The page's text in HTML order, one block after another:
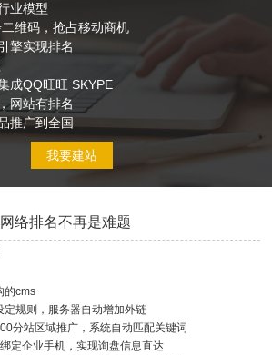
业模型
维码，抢占移动商机
擎实现排名
成QQ旺旺 SKYPE
网站有排名
推广到全国
我要建站
网络排名不再是难题
的cms
定规则，服务器自动增加外链
分站区域推广，系统自动匹配关键词
定企业手机，实现询盘信息直达